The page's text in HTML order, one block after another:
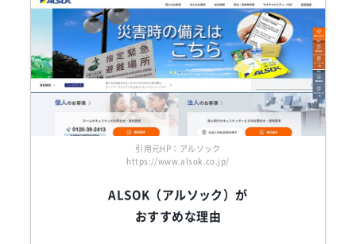
引用元HP：アルソック
https://www.alsok.co.jp/
ALSOK（アルソック）が
おすすめな理由